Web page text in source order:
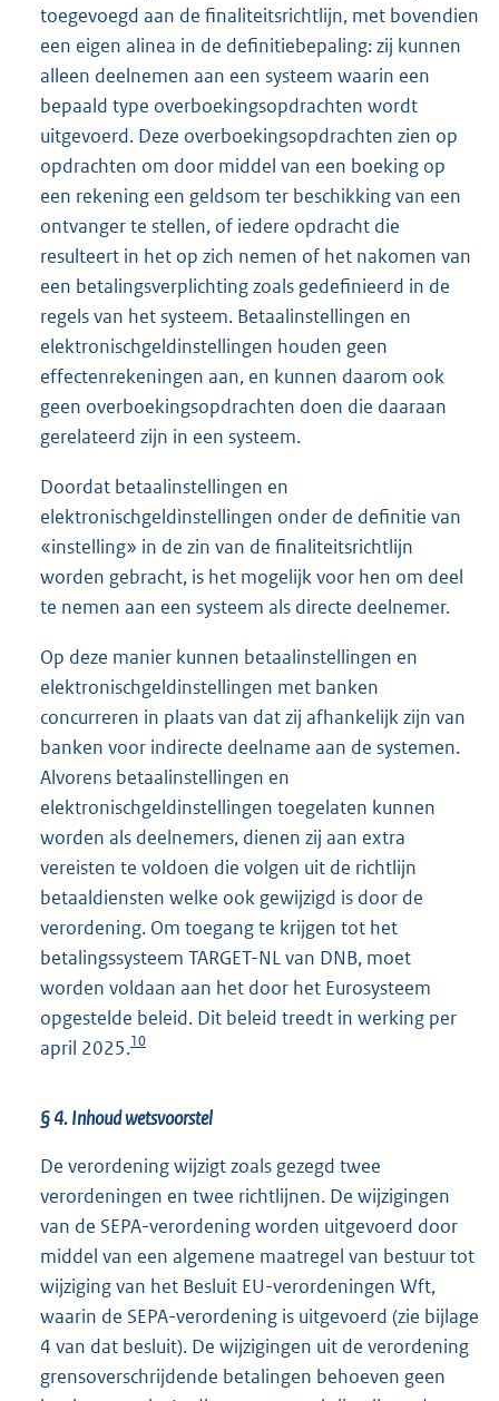
toegevoegd aan de finaliteitsrichtlijn, met bovendien
een eigen alinea in de definitiebepaling: zij kunnen
alleen deelnemen aan een systeem waarin een
bepaald type overboekingsopdrachten wordt
uitgevoerd. Deze overboekingsopdrachten zien op
opdrachten om door middel van een boeking op
een rekening een geldsom ter beschikking van een
ontvanger te stellen, of iedere opdracht die
resulteert in het op zich nemen of het nakomen van
een betalingsverplichting zoals gedefinieerd in de
regels van het systeem. Betaalinstellingen en
elektronischgeldinstellingen houden geen
effectenrekeningen aan, en kunnen daarom ook
geen overboekingsopdrachten doen die daaraan
gerelateerd zijn in een systeem.
Doordat betaalinstellingen en
elektronischgeldinstellingen onder de definitie van
«instelling» in de zin van de finaliteitsrichtlijn
worden gebracht, is het mogelijk voor hen om deel
te nemen aan een systeem als directe deelnemer.
Op deze manier kunnen betaalinstellingen en
elektronischgeldinstellingen met banken
concurreren in plaats van dat zij afhankelijk zijn van
banken voor indirecte deelname aan de systemen.
Alvorens betaalinstellingen en
elektronischgeldinstellingen toegelaten kunnen
worden als deelnemers, dienen zij aan extra
vereisten te voldoen die volgen uit de richtlijn
betaaldiensten welke ook gewijzigd is door de
verordening. Om toegang te krijgen tot het
betalingssysteem TARGET-NL van DNB, moet
worden voldaan aan het door het Eurosysteem
opgestelde beleid. Dit beleid treedt in werking per
april 2025.10
§ 4. Inhoud wetsvoorstel
De verordening wijzigt zoals gezegd twee
verordeningen en twee richtlijnen. De wijzigingen
van de SEPA-verordening worden uitgevoerd door
middel van een algemene maatregel van bestuur tot
wijziging van het Besluit EU-verordeningen Wft,
waarin de SEPA-verordening is uitgevoerd (zie bijlage
4 van dat besluit). De wijzigingen uit de verordening
grensoverschrijdende betalingen behoeven geen